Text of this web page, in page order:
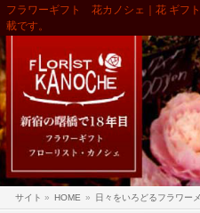
フラワーギフト 花カノシェ｜花 ギフ
載です。
サイト » HOME » 日々をいろどるフラワー